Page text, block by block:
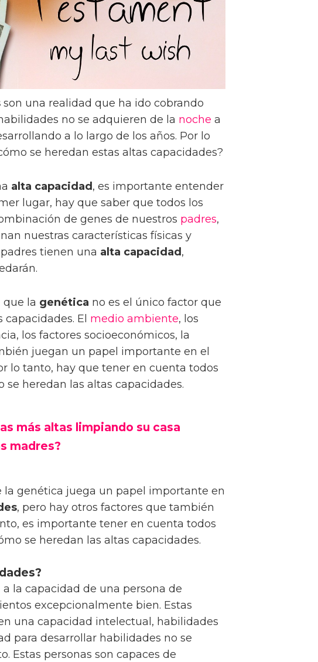
son una realidad que ha ido cobrando
no se adquieren de la noche a
a lo largo de los años. Por lo
se heredan estas altas capacidades?
alta capacidad , es importante entender
lugar, hay que saber que todos los
de genes de nuestros padres,
nuestras características físicas y
tienen una alta capacidad ,
que la genética no es el único factor que
El medio ambiente, los
los factores socioeconómicos, la
juegan un papel importante en el
lo tanto, hay que tener en cuenta todos
heredan las altas capacidades.
más altas limpiando su casa
madres?
la genética juega un papel importante en
, pero hay otros factores que también
es importante tener en cuenta todos
se heredan las altas capacidades.
a la capacidad de una persona de
excepcionalmente bien. Estas
una capacidad intelectual, habilidades
para desarrollar habilidades no se
Estas personas son capaces de